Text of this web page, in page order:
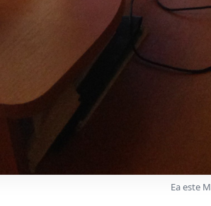
Ea este